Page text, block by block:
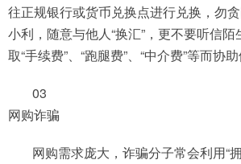
往正规银行或货币兑换点进行兑换，勿
小利，随意与他人“换汇”，更不要听信
取“手续费”、“跑腿费”、“中介费”等而协
03
网购诈骗
网购需求庞大，诈骗分子常会利用“